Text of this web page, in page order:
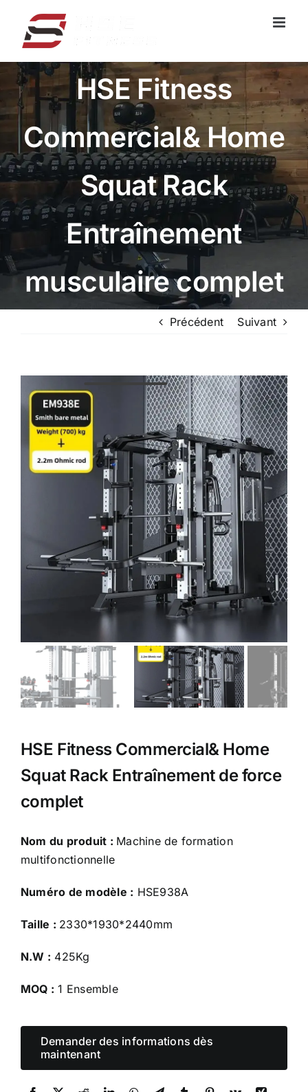
content
HSE Fitness
Commercial& Home
Squat Rack
Entraînement
musculaire complet
Précédent Suivant
HSE Fitness Commercial& Home
Squat Rack Entraînement de force
complet
Nom du produit : Machine de formation
multifonctionnelle
Numéro de modèle : HSE938A
Taille : 2330*1930*2440mm
N.W : 425Kg
MOQ : 1 Ensemble
Demander des informations dès
maintenant